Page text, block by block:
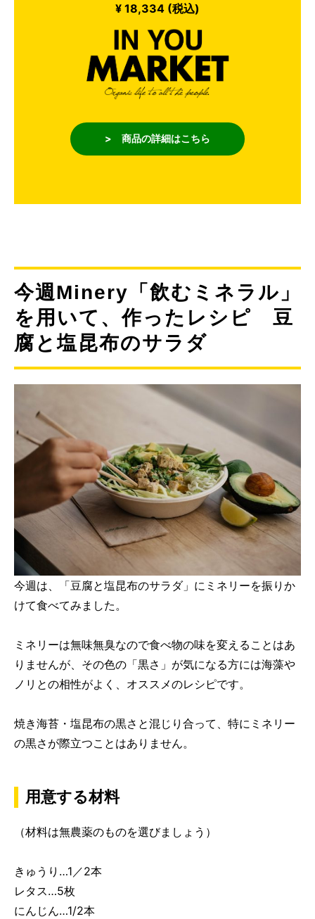
¥ 18,334 (税込)
> 商品の詳細はこちら
今週Minery「飲むミネラル」
を用いて、作ったレシピ 豆
腐と塩昆布のサラダ
今週は、「豆腐と塩昆布のサラダ」にミネリーを振りか
けて食べてみました。
ミネリーは無味無臭なので食べ物の味を変えることはあ
りませんが、その色の「黒さ」が気になる方には海藻や
ノリとの相性がよく、オススメのレシピです。
焼き海苔・塩昆布の黒さと混じり合って、特にミネリー
の黒さが際立つことはありません。
用意する材料
（材料は無農薬のものを選びましょう）
きゅうり…1／2本
レタス…5枚
にんじん…1/2本